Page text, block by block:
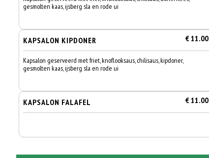
gesmolten kaas, ijsberg sla en rode ui
KAPSALON KIPDONER € 11.00
Kapsalon geserveerd met friet, knoflooksaus, chilisaus, kipdoner,
gesmolten kaas, ijsberg sla en rode ui
KAPSALON FALAFEL € 11.00